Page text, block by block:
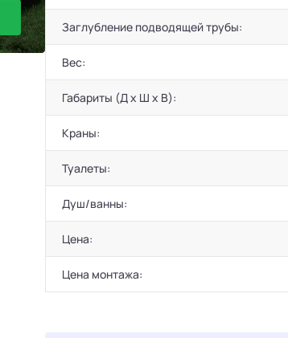
Заглубление подводящей трубы:
Вес:
Габариты (Д х Ш х В):
Краны:
Туалеты:
Душ/ванны:
Цена:
Цена монтажа: